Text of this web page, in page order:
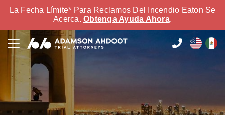
La Fecha Límite* Para Reclamos Del Incendio Eaton Se
Acerca. Obtenga Ayuda Ahora.